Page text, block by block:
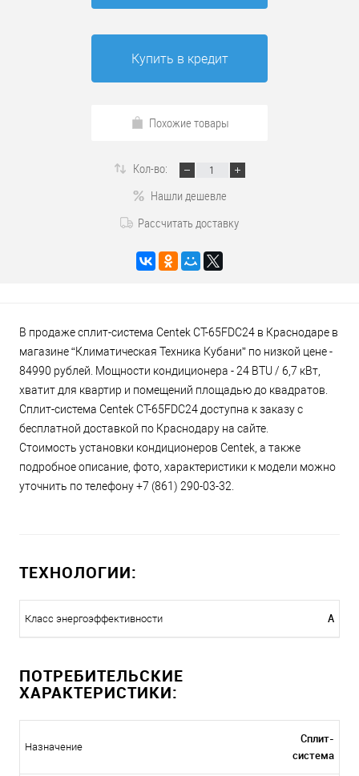
Купить в кредит
Похожие товары
Кол-во:
Нашли дешевле
Рассчитать доставку
В продаже сплит-система Centek CT-65FDC24 в Краснодаре в
магазине “Климатическая Техника Кубани” по низкой цене -
84990 рублей. Мощности кондиционера - 24 BTU / 6,7 кВт,
хватит для квартир и помещений площадью до квадратов.
Сплит-система Centek CT-65FDC24 доступна к заказу с
бесплатной доставкой по Краснодару на сайте.
Стоимость установки кондиционеров Centek, а также
подробное описание, фото, характеристики к модели можно
уточнить по телефону +7 (861) 290-03-32.
ТЕХНОЛОГИИ:
Класс энергоэффективности A
ПОТРЕБИТЕЛЬСКИЕ
ХАРАКТЕРИСТИКИ:
Назначение
Сплит-
система